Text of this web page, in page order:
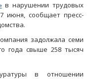
в нарушении трудовых
июня, сообщает пресс-
задолжала семи
года свыше 258 тысяч
в отношении